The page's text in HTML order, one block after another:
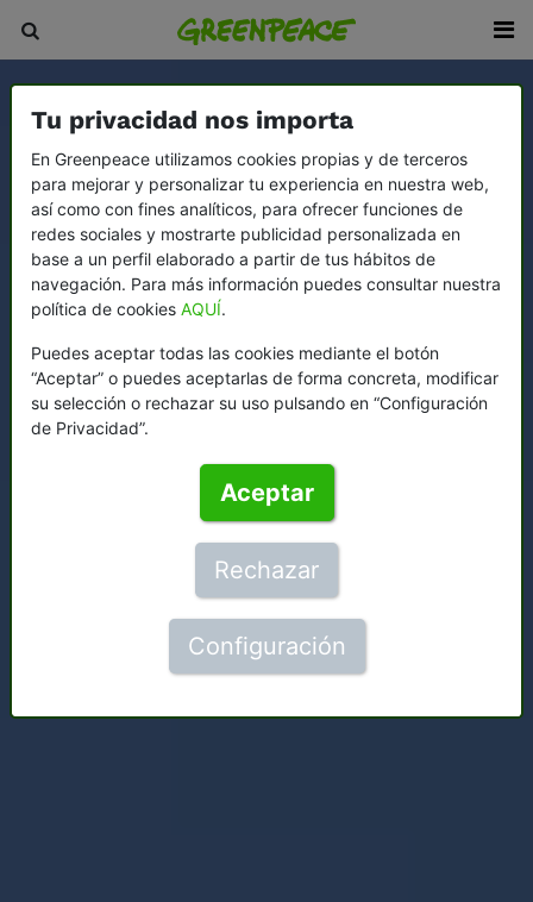
Tu privacidad nos importa
En Greenpeace utilizamos cookies propias y de terceros
para mejorar y personalizar tu experiencia en nuestra web,
así como con fines analíticos, para ofrecer funciones de
redes sociales y mostrarte publicidad personalizada en
base a un perfil elaborado a partir de tus hábitos de
navegación. Para más información puedes consultar nuestra
política de cookies AQUÍ.
Puedes aceptar todas las cookies mediante el botón
“Aceptar” o puedes aceptarlas de forma concreta, modificar
su selección o rechazar su uso pulsando en “Configuración
de Privacidad”.
Aceptar
Rechazar
Configuración